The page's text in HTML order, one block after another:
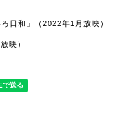
日和」（2022年1月放映）
映）